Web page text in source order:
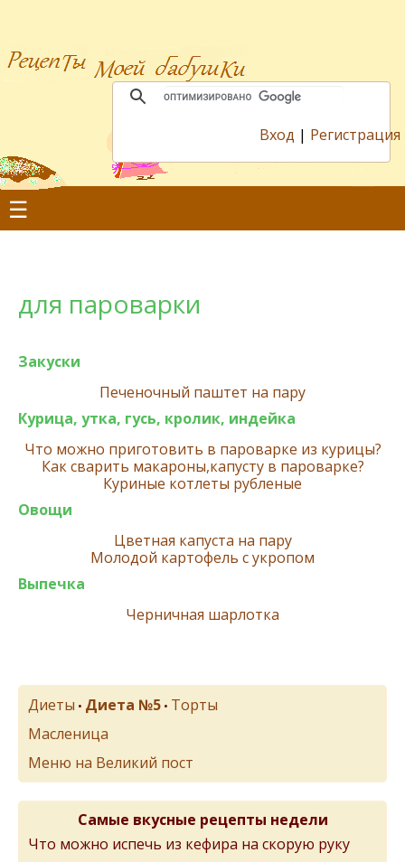
Вход | Регистрация
☰
для пароварки
Закуски
Печеночный паштет на пару
Курица, утка, гусь, кролик, индейка
Что можно приготовить в пароварке из курицы?
Как сварить макароны,капусту в пароварке?
Куриные котлеты рубленые
Овощи
Цветная капуста на пару
Молодой картофель с укропом
Выпечка
Черничная шарлотка
Диеты • Диета №5 • Торты
Масленица
Меню на Великий пост
Самые вкусные рецепты недели
Что можно испечь из кефира на скорую руку